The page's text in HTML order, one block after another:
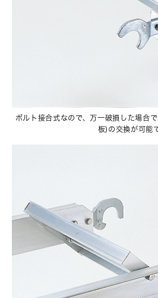
ボルト接合式なので、万一破損した場合
板)の交換が可能